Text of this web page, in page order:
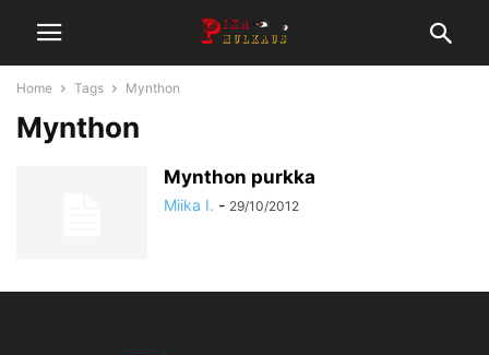
Home Tags Mynthon
Mynthon
Mynthon purkka
Miika I. - 29/10/2012